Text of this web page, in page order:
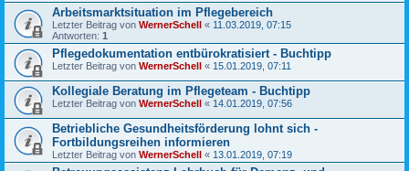
Arbeitsmarktsituation im Pflegebereich
Letzter Beitrag von WernerSchell « 11.03.2019, 07:15
Antworten: 1
Pflegedokumentation entbürokratisiert - Buchtipp
Letzter Beitrag von WernerSchell « 15.01.2019, 07:11
Kollegiale Beratung im Pflegeteam - Buchtipp
Letzter Beitrag von WernerSchell « 14.01.2019, 07:56
Betriebliche Gesundheitsförderung lohnt sich -
Fortbildungsreihen informieren
Letzter Beitrag von WernerSchell « 13.01.2019, 07:19